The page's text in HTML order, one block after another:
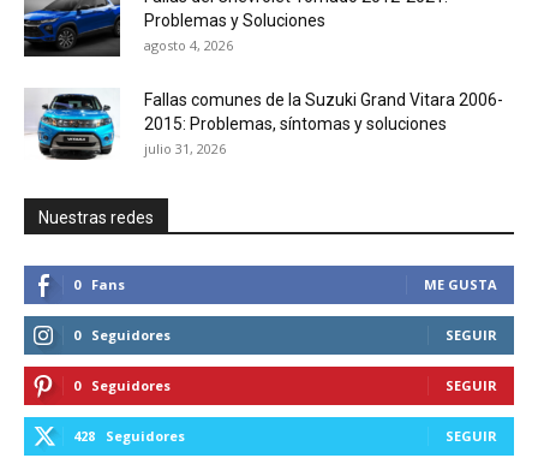
Problemas y Soluciones
agosto 4, 2026
Fallas comunes de la Suzuki Grand Vitara 2006-
2015: Problemas, síntomas y soluciones
julio 31, 2026
Nuestras redes
0 Fans ME GUSTA
0 Seguidores SEGUIR
0 Seguidores SEGUIR
428 Seguidores SEGUIR